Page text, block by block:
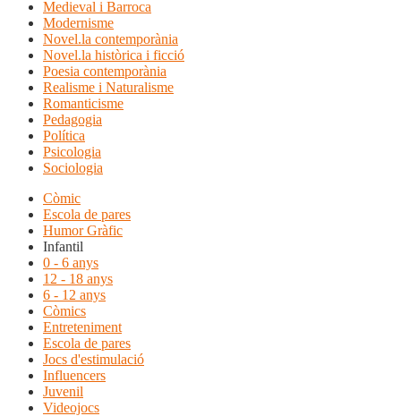
Medieval i Barroca
Modernisme
Novel.la contemporània
Novel.la històrica i ficció
Poesia contemporània
Realisme i Naturalisme
Romanticisme
Pedagogia
Política
Psicologia
Sociologia
Còmic
Escola de pares
Humor Gràfic
Infantil
0 - 6 anys
12 - 18 anys
6 - 12 anys
Còmics
Entreteniment
Escola de pares
Jocs d'estimulació
Influencers
Juvenil
Videojocs